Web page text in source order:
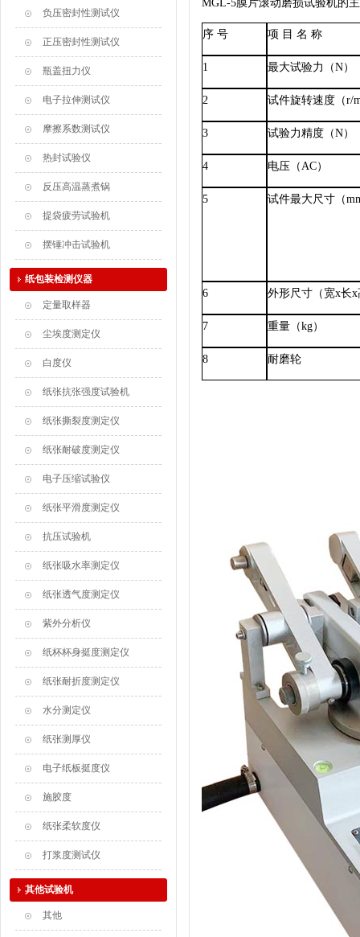
MGL-5膜片滚动磨损试验机的
序 号 项 目 名 称
1 最大试验力（N）
2 试件旋转速度（r/
3 试验力精度（N）
4 电压（AC）
5 试件最大尺寸（
6 外形尺寸（宽x长x
7 重量（kg）
8 耐磨轮
负压密封性测试仪
正压密封性测试仪
瓶盖扭力仪
电子拉伸测试仪
摩擦系数测试仪
热封试验仪
反压高温蒸煮锅
提袋疲劳试验机
摆锤冲击试验机
纸包装检测仪器
定量取样器
尘埃度测定仪
白度仪
纸张抗张强度试验机
纸张撕裂度测定仪
纸张耐破度测定仪
电子压缩试验仪
纸张平滑度测定仪
抗压试验机
纸张吸水率测定仪
纸张透气度测定仪
紫外分析仪
纸杯杯身挺度测定仪
纸张耐折度测定仪
水分测定仪
纸张测厚仪
电子纸板挺度仪
施胶度
纸张柔软度仪
打浆度测试仪
其他试验机
其他